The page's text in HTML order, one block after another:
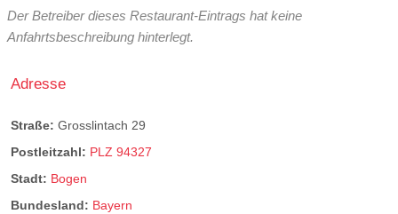
Der Betreiber dieses Restaurant-Eintrags hat keine
Anfahrtsbeschreibung hinterlegt.
Adresse
Straße: Grosslintach 29
Postleitzahl: PLZ 94327
Stadt: Bogen
Bundesland: Bayern